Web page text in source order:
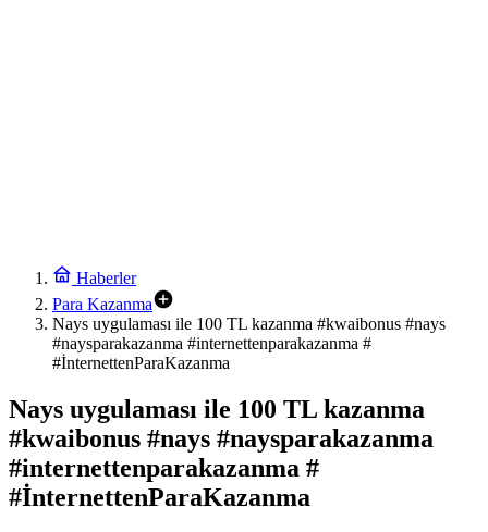
Haberler
Para Kazanma
Nays uygulaması ile 100 TL kazanma #kwaibonus #nays
#naysparakazanma #internettenparakazanma #
#İnternettenParaKazanma
Nays uygulaması ile 100 TL kazanma
#kwaibonus #nays #naysparakazanma
#internettenparakazanma #
#İnternettenParaKazanma